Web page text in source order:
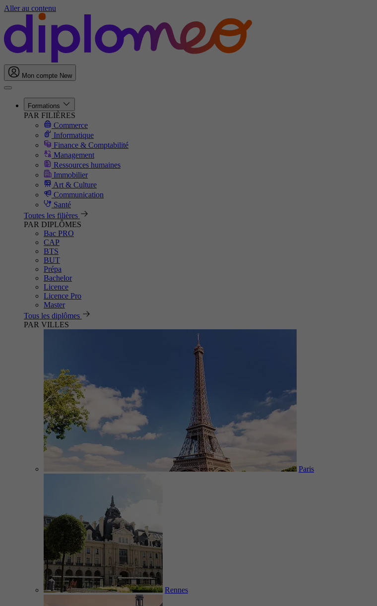
Aller au contenu
Mon compte New
Formations
PAR FILIÈRES
Commerce
Informatique
Finance & Comptabilité
Management
Ressources humaines
Immobilier
Art & Culture
Communication
Santé
Toutes les filières
PAR DIPLÔMES
Bac PRO
CAP
BTS
BUT
Prépa
Bachelor
Licence
Licence Pro
Master
Tous les diplômes
PAR VILLES
Paris
Rennes